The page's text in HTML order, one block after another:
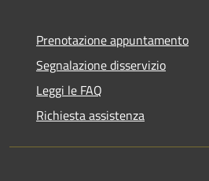
Prenotazione appuntamento
Segnalazione disservizio
Leggi le FAQ
Richiesta assistenza